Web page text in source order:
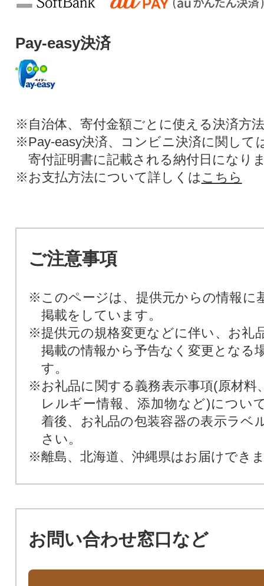
Pay-easy決済
※自治体、寄付金額ごとに使える決済方
※Pay-easy決済、コンビニ決済に関して
寄付証明書に記載される納付日になり
※お支払方法について詳しくは こちら
ご注意事項
※このページは、提供元からの情報に
掲載をしています。
※提供元の規格変更などに伴い、お礼
掲載の情報から予告なく変更となる
す。
※お礼品に関する義務表示事項(原材料
レルギー情報、添加物など)につい
着後、お礼品の包装容器の表示ラベ
さい。
※離島、北海道、沖縄県はお届けでき
お問い合わせ窓口など